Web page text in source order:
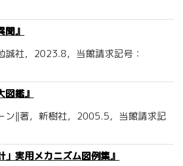
聞』
誠社，2023.8，当館請求記号：
図鑑』
ン‖著，新樹社，2005.5，当館請求記
」実用メカニズム図例集』